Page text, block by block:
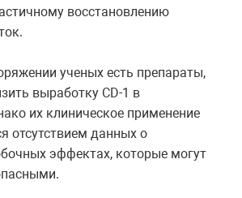
восстановлению
ученых есть препараты,
выработку CD-1 в
их клиническое применение
отсутствием данных о
эффектах, которые могут